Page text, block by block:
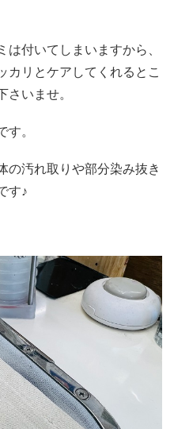
付いてしまいますから、
カリとケアしてくれるとこ
さいませ。
す。
の汚れ取りや部分染み抜き
す♪